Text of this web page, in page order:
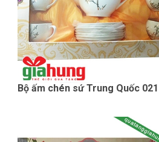
Bộ ấm chén sứ Trung Quốc 021